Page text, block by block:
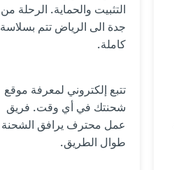
التثبيت والحماية. الرحلة من
جدة الى الرياض تتم بسلاسة
كاملة.
تتبع إلكتروني لمعرفة موقع
شحنتك في أي وقت. فريق
عمل محترف يرافق الشحنة
طوال الطريق.